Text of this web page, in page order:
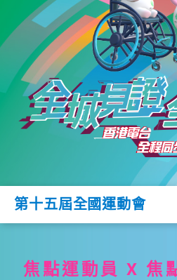
第十五屆全國運動會
焦點運動員 X 焦